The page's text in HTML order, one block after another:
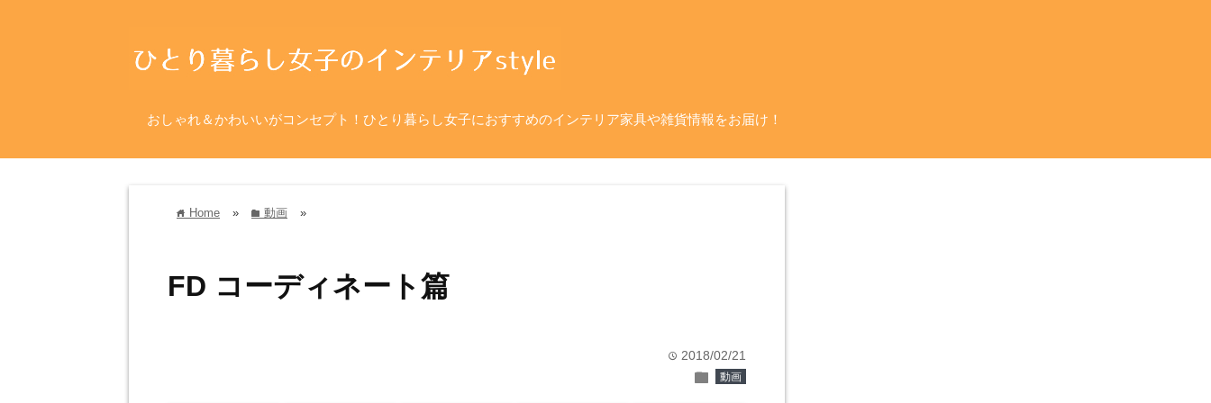
おしゃれ＆かわいいがコンセプト！ひとり暮らし女子におすすめのインテリア家具や雑貨情報をお届け！
home Home » folder 動画 »
FD コーディネート篇
time 2018/02/21
folder 動画